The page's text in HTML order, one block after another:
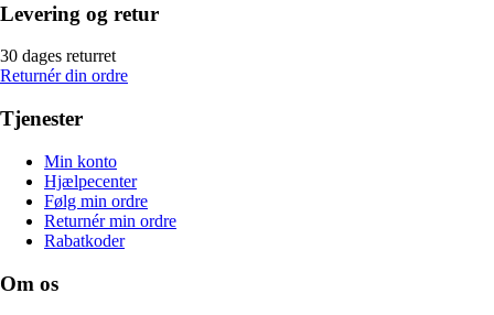
Levering og retur
30 dages returret
Returnér din ordre
Tjenester
Min konto
Hjælpecenter
Følg min ordre
Returnér min ordre
Rabatkoder
Om os